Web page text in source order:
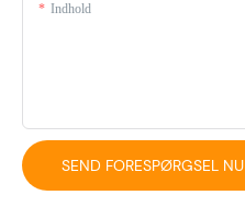
Indhold
SEND FORESPØRGSEL NU